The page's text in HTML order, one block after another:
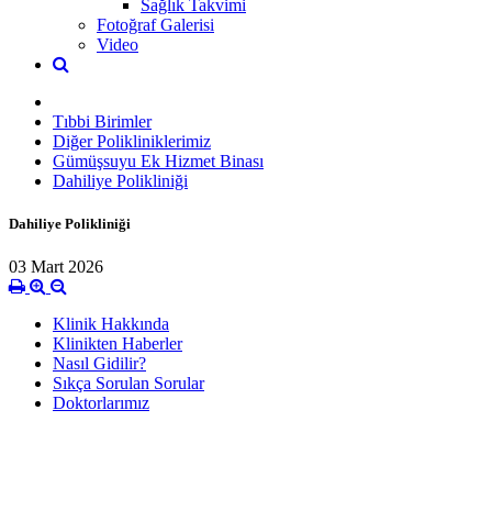
Sağlık Takvimi
Fotoğraf Galerisi
Video
Tıbbi Birimler
Diğer Polikliniklerimiz
Gümüşsuyu Ek Hizmet Binası
Dahiliye Polikliniği
Dahiliye Polikliniği
03 Mart 2026
Klinik Hakkında
Klinikten Haberler
Nasıl Gidilir?
Sıkça Sorulan Sorular
Doktorlarımız